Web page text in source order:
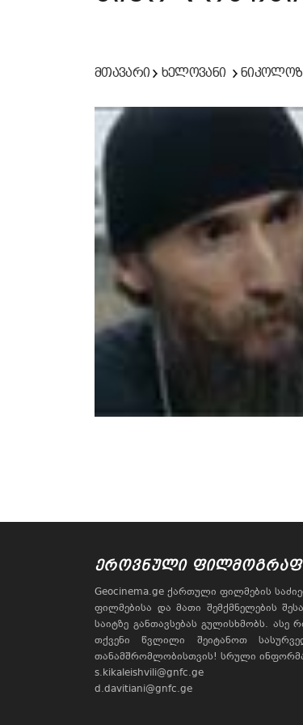
მთავარი ხელოვანი ნიკოლოზ
ᲔᲠᲝᲕᲜᲣᲚᲘ
Geocinema.ge ქართული ფილმების
ფილმებისა და მათი შემქმნელების
საიტზე განთავსებას გულისხმობს.
თქვენი წვლილი შეიტანოთ
თანამშრომლობისთვის! სრული
s.kikaleishvili@gnfc.ge
d.davitiani@gnfc.ge